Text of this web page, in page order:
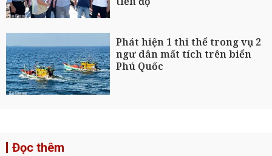
Phát hiện 1 thi thể trong vụ 2
ngư dân mất tích trên biển
Phú Quốc
Đọc thêm